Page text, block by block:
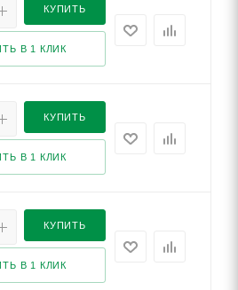
КУПИТЬ
В 1 КЛИК
КУПИТЬ
В 1 КЛИК
КУПИТЬ
В 1 КЛИК